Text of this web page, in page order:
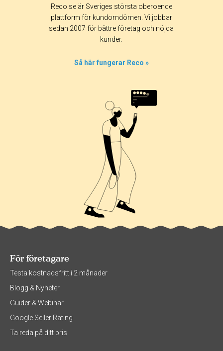
Reco.se är Sveriges största oberoende
plattform för kundomdömen. Vi jobbar
sedan 2007 för bättre företag och nöjda
kunder.
Så här fungerar Reco »
För företagare
Testa kostnadsfritt i 2 månader
Blogg & Nyheter
Guider & Webinar
Google Seller Rating
Ta reda på ditt pris